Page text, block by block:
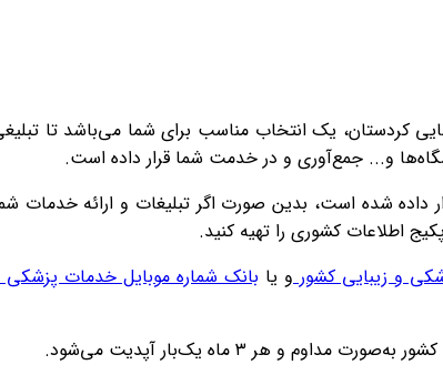
کردستان، یک انتخاب مناسب برای شما می‌باشد تا
و... جمع‌آوری و در خدمت شما قرار داده است.
داده شده است، بدین صورت اگر تبلیغات و ارائه خدمات
اطلاعات کشوری را تهیه کنید.
و زیبایی کشورو یا بانک شماره موبایل خدمات پزشکی
هر ۳ ماه یک‌بار آپدیت می‌شود.